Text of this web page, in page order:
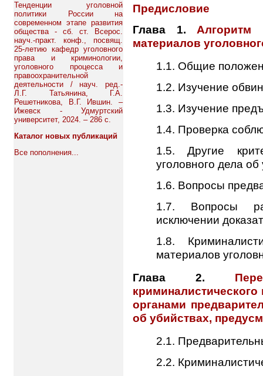
Тенденции уголовной
политики России на
современном этапе развития
общества - сб. ст. Всерос.
науч.-практ. конф., посвящ.
25-летию кафедр уголовного
права и криминологии,
уголовного процесса и
правоохранительной
деятельности / науч. ред.-
Л.Г. Татьянина, Г.А.
Решетникова, В.Г. Ившин. –
Ижевск - Удмуртский
университет, 2024. – 286 с.
Каталог новых публикаций
Все пополнения...
Предисловие
Глава 1. Алгоритм
материалов
1.1. Общие
1.2. Изучение
1.3. Изучение
1.4. Проверка
1.5. Другие
уголовного дела об
1.6. Вопросы
1.7. Вопросы
исключении
1.8.
материалов
Глава 2.
органами
об убийствах,
2.1.
2.2.